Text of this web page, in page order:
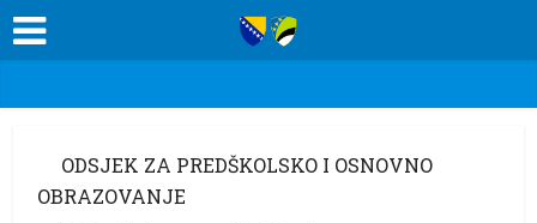
ODSJEK ZA PREDŠKOLSKO I OSNOVNO
OBRAZOVANJE